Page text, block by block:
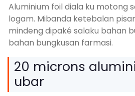
Aluminium foil diala ku motong
logam. Mibanda ketebalan
mindeng dipaké salaku bahan
bahan bungkusan farmasi.
20 microns
ubar